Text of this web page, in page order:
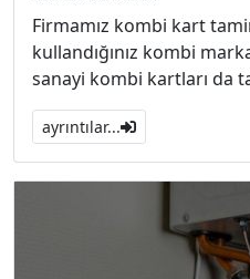
Firmamız kombi kart
kullandığınız kombi
sanayi kombi kartları da
ayrıntılar...